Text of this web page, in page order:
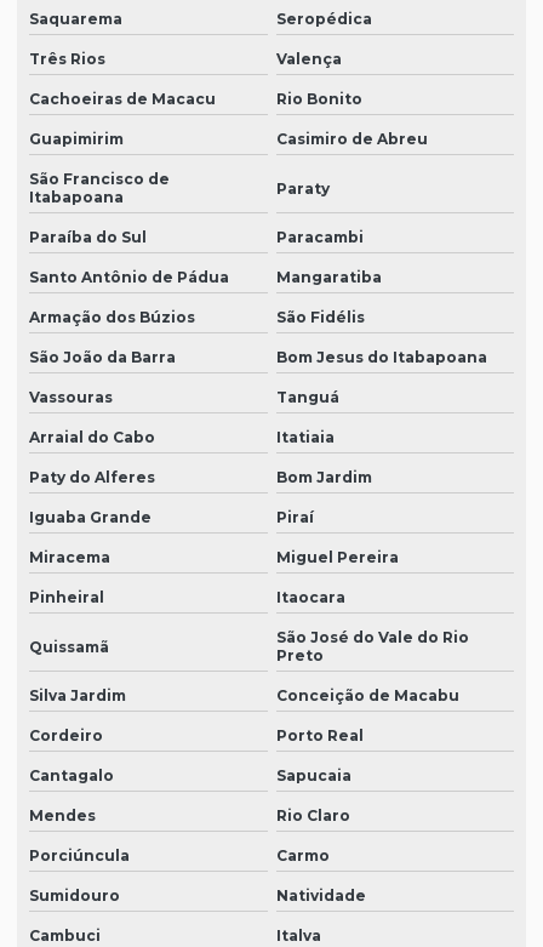
Saquarema Seropédica
Três Rios Valença
Cachoeiras de Macacu Rio Bonito
Guapimirim Casimiro de Abreu
São Francisco de
Itabapoana
Paraty
Paraíba do Sul Paracambi
Santo Antônio de Pádua Mangaratiba
Armação dos Búzios São Fidélis
São João da Barra Bom Jesus do Itabapoana
Vassouras Tanguá
Arraial do Cabo Itatiaia
Paty do Alferes Bom Jardim
Iguaba Grande Piraí
Miracema Miguel Pereira
Pinheiral Itaocara
Quissamã
São José do Vale do Rio
Preto
Silva Jardim Conceição de Macabu
Cordeiro Porto Real
Cantagalo Sapucaia
Mendes Rio Claro
Porciúncula Carmo
Sumidouro Natividade
Cambuci Italva